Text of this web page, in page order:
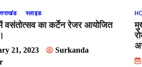
स्लाइड
वसंतोत्सव का कर्टेन रेजर आयोजित
21, 2023
Surkanda